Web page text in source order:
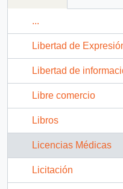
...
Libertad de
Libertad de
Libre comercio
Libros
Licencias Médicas
Licitación